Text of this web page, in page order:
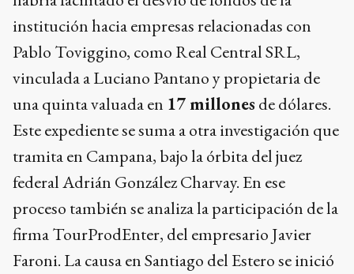
institución hacia empresas relacionadas con
Pablo Toviggino, como Real Central SRL,
vinculada a Luciano Pantano y propietaria de
una quinta valuada en 17 millones de dólares.
Este expediente se suma a otra investigación que
tramita en Campana, bajo la órbita del juez
federal Adrián González Charvay. En ese
proceso también se analiza la participación de la
firma TourProdEnter, del empresario Javier
Faroni. La causa en Santiago del Estero se inició